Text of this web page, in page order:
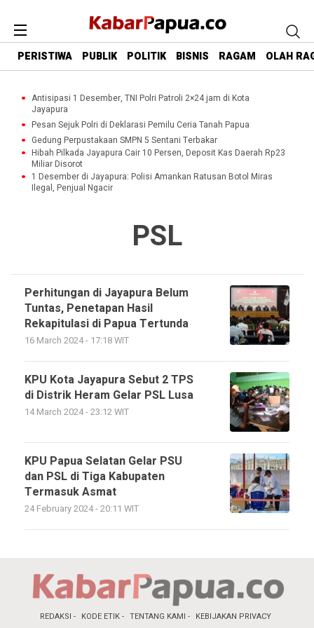
PERISTIWA PUBLIK POLITIK BISNIS RAGAM OLAH
Antisipasi 1 Desember, TNI Polri Patroli 2×24 jam di Kota
Jayapura
Pesan Sejuk Polri di Deklarasi Pemilu Ceria Tanah Papua
Gedung Perpustakaan SMPN 5 Sentani Terbakar
Hibah Pilkada Jayapura Cair 10 Persen, Deposit Kas Daerah Rp23
Miliar Disorot
1 Desember di Jayapura: Polisi Amankan Ratusan Botol Miras
Ilegal, Penjual Ngacir
PSL
Perhitungan di Jayapura Belum
Tuntas, Penetapan Hasil
Rekapitulasi di Papua Tertunda
16 March 2024 - 17:18 WIT
KPU Kota Jayapura Sebut 2 TPS
di Distrik Heram Gelar PSL Lusa
14 March 2024 - 23:12 WIT
KPU Papua Selatan Gelar PSU
dan PSL di Tiga Kabupaten
Termasuk Asmat
24 February 2024 - 20:11 WIT
REDAKSI KODE ETIK TENTANG KAMI KEBIJAKAN PRIVACY